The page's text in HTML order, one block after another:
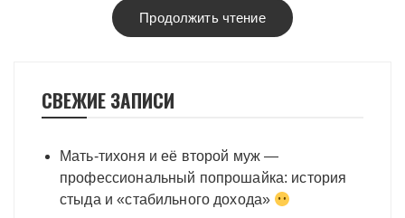
Продолжить чтение
СВЕЖИЕ ЗАПИСИ
Мать-тихоня и её второй муж —
профессиональный попрошайка: история
стыда и «стабильного дохода»